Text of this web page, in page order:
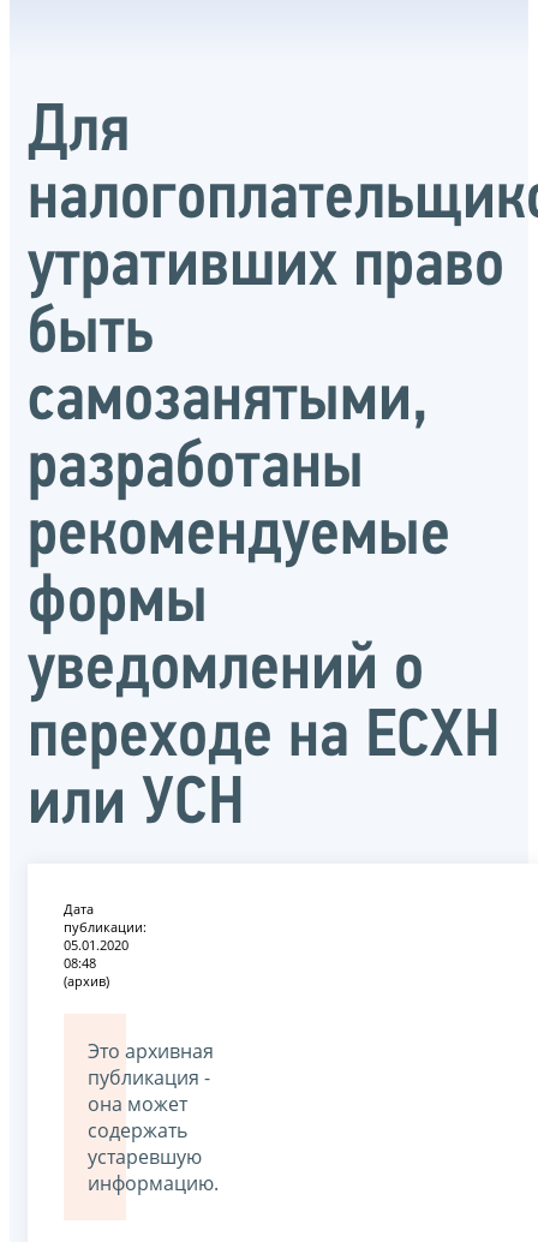
Для
утративших право
быть
самозанятыми,
разработаны
рекомендуемые
формы
уведомлений о
переходе на ЕСХН
или УСН
Дата
публикации:
05.01.2020
08:48
(архив)
Это архивная
публикация -
она может
содержать
устаревшую
информацию.